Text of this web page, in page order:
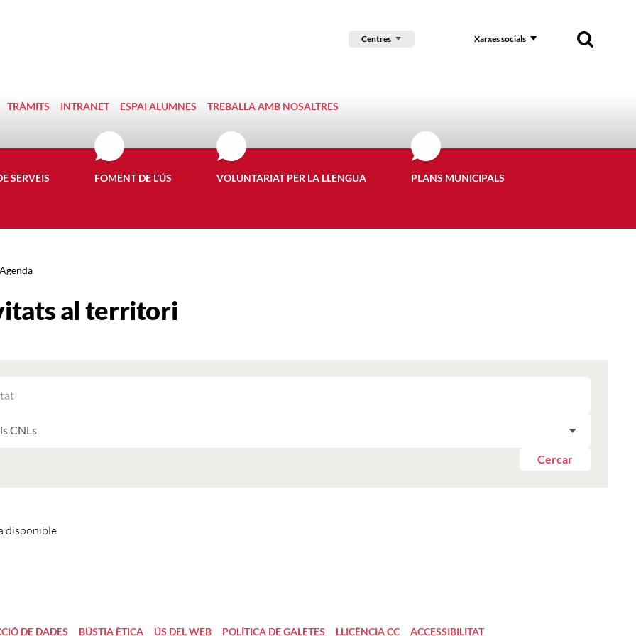
Centres Xarxes socials
TRÀMITS INTRANET ESPAI ALUMNES TREBALLA AMB NOSALTRES
SERVEIS FOMENT DE L'ÚS VOLUNTARIAT PER LA LLENGUA PLANS MUNICIPALS
Agenda
al territori
Cercar
disponible
DE DADES BÚSTIA ÈTICA ÚS DEL WEB POLÍTICA DE GALETES LLICÈNCIA CC ACCESSIBILITAT